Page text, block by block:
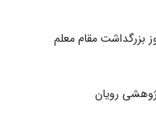
بزرگداشت مقام معلم
رویان